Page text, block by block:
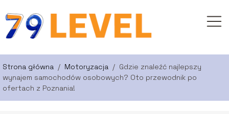
Strona główna / Motoryzacja / Gdzie znaleźć najlepszy
wynajem samochodów osobowych? Oto przewodnik po
ofertach z Poznania!